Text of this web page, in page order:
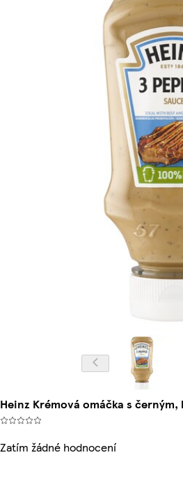
Heinz Krémová omáčka s
Zatím žádné hodnocení